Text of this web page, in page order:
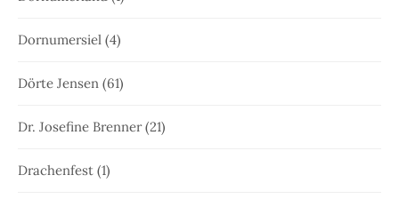
Dornumersiel (4)
Dörte Jensen (61)
Dr. Josefine Brenner(21)
Drachenfest (1)